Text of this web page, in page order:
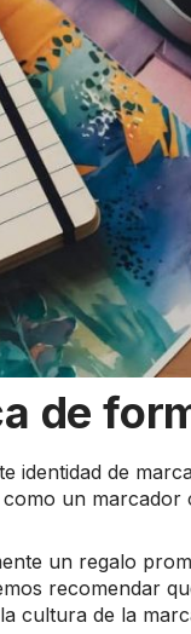
de
identidad de
un marcador
un regalo
recomendar
cultura de la